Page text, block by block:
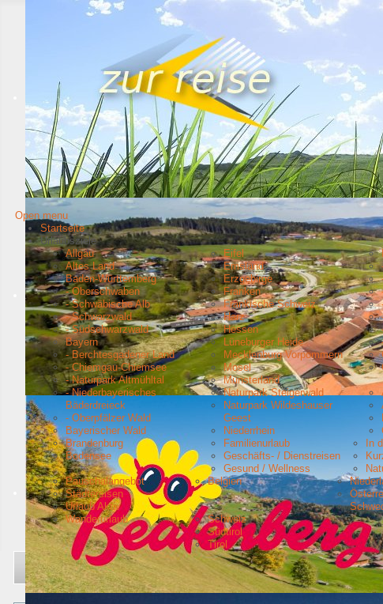
Open menu
Startseite
Urlaubsziele
Allgäu
Altes Land
Baden-Württemberg
- Oberschwaben
- Schwäbische Alb
- Schwarzwald
- Südschwarzwald
Bayern
- Berchtesgadener Land
- Chiemgau-Chiemsee
- Naturpark Altmühltal
- Niederbayerisches
Bäderdreieck
- Oberpfälzer Wald
Bayerischer Wald
Brandenburg
Bodensee
Eifel
Emsland
Erzgebirge
Franken
Fränkische Schweiz
Harz
Hessen
Lüneburger Heide
Mecklenburg Vorpommern
Mosel
Münsterland
Naturpark Steigerwald
Naturpark Wildeshauser
Geest
Niederrhein
Familienurlaub
Geschäfts- / Dienstreisen
Gesund / Wellness
In
Pauschalangebot
Städtereisen
Urlaub Aktiv
Wanderurlaub
Belgien
Schweiz
Südtirol
Tirol
Aktuelle Seite:Startseite Urlaubsziele Emsland